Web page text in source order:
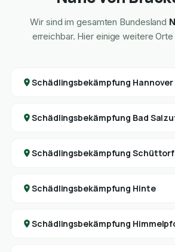
Wir sind im gesamten Bundesland
erreichbar. Hier einige weitere Orte
Schädlingsbekämpfung Hannover
Schädlingsbekämpfung Bad
Schädlingsbekämpfung Schüttorf
Schädlingsbekämpfung Hinte
Schädlingsbekämpfung